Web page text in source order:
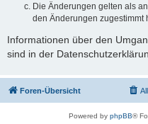
Die Änderungen gelten als
den Änderungen zugestimmt
Informationen über den
sind in der
Foren-Übersicht
Powered by phpBB®